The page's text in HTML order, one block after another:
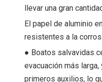
llevar una gran
El papel de aluminio
resistentes a la
● Boatos salvavidas
evacuación más
primeros auxilios, lo